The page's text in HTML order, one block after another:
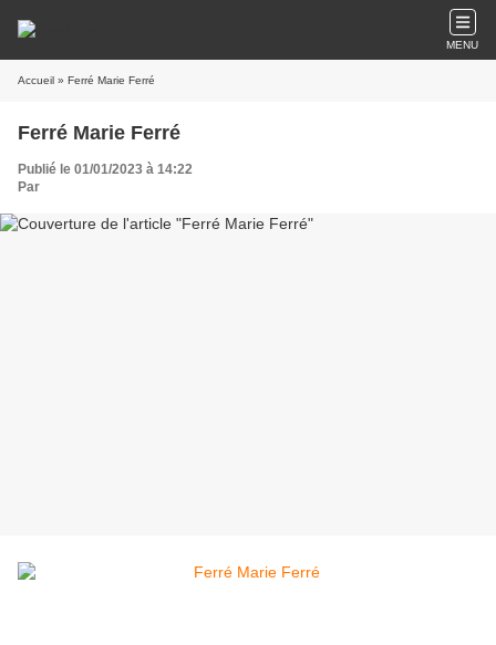
MENU
Accueil » Ferré Marie Ferré
Ferré Marie Ferré
Publié le 01/01/2023 à 14:22
Par